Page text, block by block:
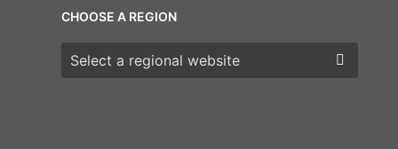
CHOOSE A REGION
Choose a region